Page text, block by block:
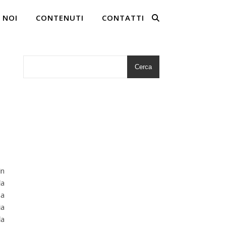
NOI CONTENUTI CONTATTI
Cerca